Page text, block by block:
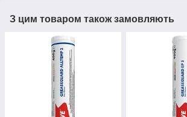
З цим товаром також замовляють